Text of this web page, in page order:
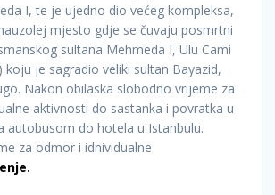
I, te je ujedno dio većeg kompleksa,
mjesto gdje se čuvaju posmrtni
sultana Mehmeda I, Ulu Cami
koju je sagradio veliki sultan Bayazid,
Nakon obilaska slobodno vrijeme za
aktivnosti do sastanka i povratka u
autobusom do hotela u Istanbulu.
za odmor i idnividualne